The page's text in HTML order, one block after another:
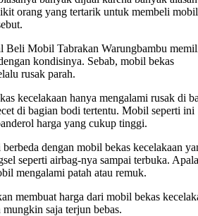
orang yang tertarik untuk membeli mobil
Beli Mobil Tabrakan Warungbambu
kondisinya. Sebab, mobil bekas
rusak parah.
kecelakaan hanya mengalami rusak di
di bagian bodi tertentu. Mobil seperti ini
harga yang cukup tinggi.
dengan mobil bekas kecelakaan
seperti airbag-nya sampai terbuka.
mengalami patah atau remuk.
membuat harga dari mobil bekas
saja terjun bebas.